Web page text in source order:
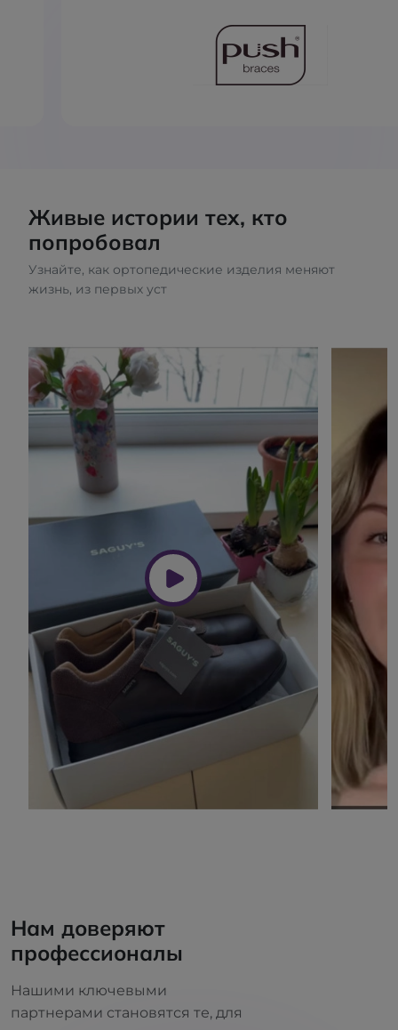
Живые истории тех, кто
попробовал
Узнайте, как ортопедические изделия меняют
жизнь, из первых уст
Нам доверяют
профессионалы
Нашими ключевыми
партнерами становятся те, для